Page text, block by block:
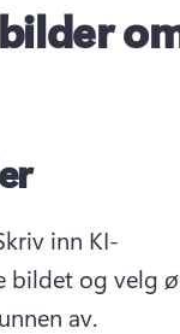
tab)
inn KI-
bildet og velg
av.